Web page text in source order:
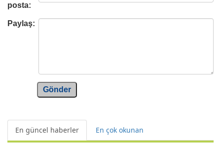
posta:
Paylaş:
Gönder
En güncel haberler En çok okunan